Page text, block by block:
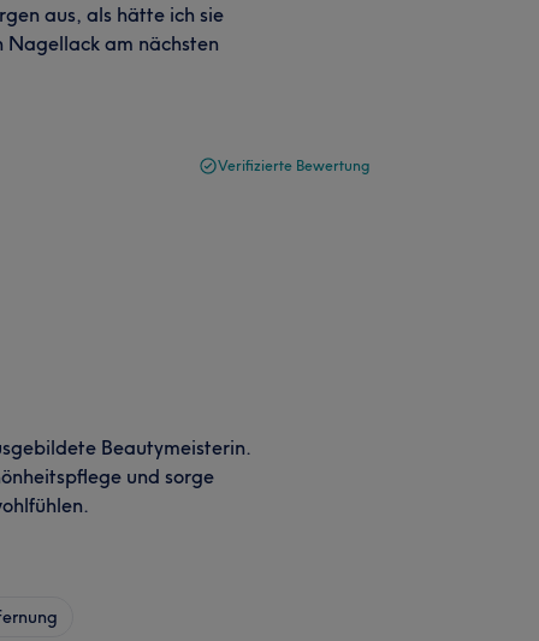
aus, als hätte ich sie
Nagellack am nächsten
Verifizierte Bewertung
Beautymeisterin.
und sorge